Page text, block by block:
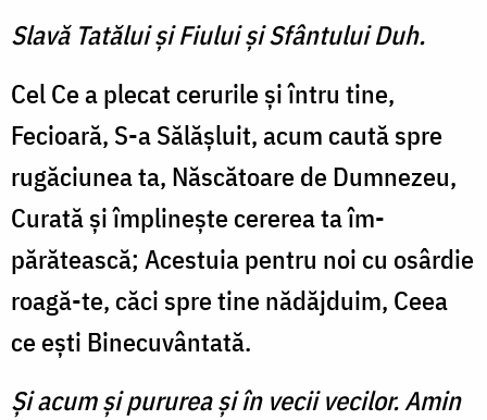
Slavă Tatălui şi Fiului şi Sfântului Duh.
Cel Ce a plecat cerurile şi în­tru tine,
Fecioară, S-a Sălăşluit, acum caută spre
rugăciunea ta, Născătoare de Dumnezeu,
Cura­tă şi împlineşte cererea ta îm­
părătească; Acestuia pentru noi cu osârdie
roagă-te, căci spre tine nădăjduim, Ceea
ce eşti Binecuvântată.
Şi acum şi pururea şi în vecii vecilor. Amin